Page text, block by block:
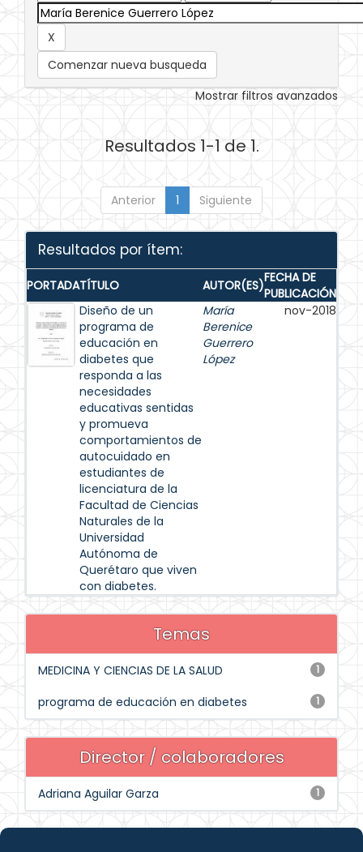
Comenzar nueva busqueda
Mostrar filtros avanzados
Resultados 1-1 de 1.
Anterior 1 Siguiente
Resultados por ítem:
PORTADATÍTULO AUTOR(ES)FECHA DE
PUBLICACIÓN
Diseño de un
programa de
educación en
diabetes que
responda a las
necesidades
educativas sentidas
y promueva
comportamientos de
autocuidado en
estudiantes de
licenciatura de la
Facultad de Ciencias
Naturales de la
Universidad
Autónoma de
Querétaro que viven
con diabetes.
María
Berenice
Guerrero
López
nov-2018
Temas
1
MEDICINA Y CIENCIAS DE LA SALUD
1
programa de educación en diabetes
Director / colaboradores
1
Adriana Aguilar Garza